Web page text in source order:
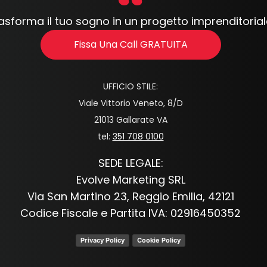
il tuo sogno in un progetto
Fissa Una Call GRATUITA
UFFICIO STILE:
Viale Vittorio Veneto, 8/D
21013 Gallarate VA
tel: 351 708 0100
SEDE LEGALE:
Evolve Marketing SRL
Via San Martino 23, Reggio Emilia, 42121
Codice Fiscale e Partita IVA: 02916450352
Privacy Policy Cookie Policy